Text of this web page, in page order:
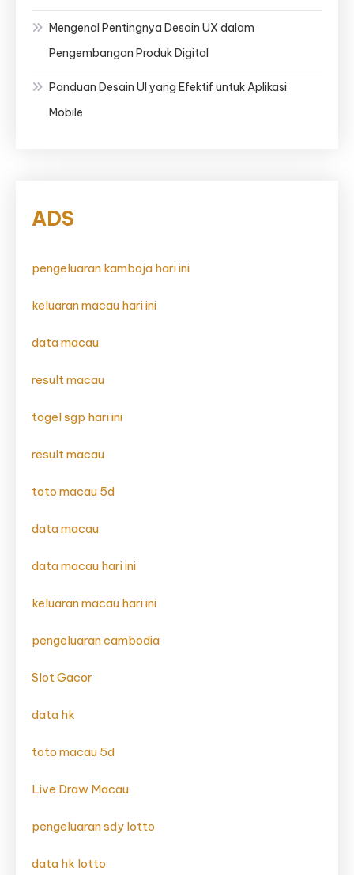
Mengenal Pentingnya Desain UX dalam
Pengembangan Produk Digital
Panduan Desain UI yang Efektif untuk Aplikasi
Mobile
ADS
pengeluaran kamboja hari ini
keluaran macau hari ini
data macau
result macau
togel sgp hari ini
result macau
toto macau 5d
data macau
data macau hari ini
keluaran macau hari ini
pengeluaran cambodia
Slot Gacor
data hk
toto macau 5d
Live Draw Macau
pengeluaran sdy lotto
data hk lotto